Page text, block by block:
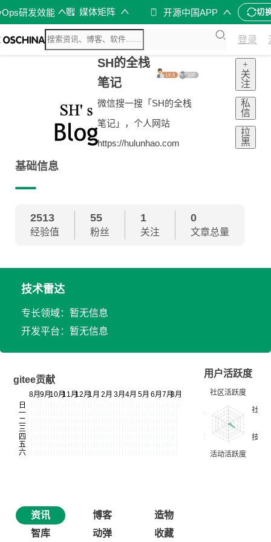
研发效能 媒体矩阵 开源中国APP 切
登录
SH的全栈
笔记
微信搜一搜「SH的全栈
笔记」，个人网站
https://hulunhao.com
+
关
注
私
信
拉
黑
基础信息
2513
经验值
55
粉丝
1
关注
0
文章总量
技术雷达
专长领域：暂无信息
开发平台：暂无信息
gitee贡献
用户活跃度
资讯 博客
造物
智库
动弹 收藏